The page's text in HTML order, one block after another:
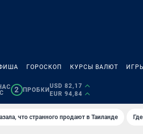
ГОРОСКОП КУРСЫ ВАЛЮТ
2 ПРОБКИ
USD 82,17
EUR 94,84
что странного продают в Таиланде